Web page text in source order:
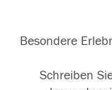
Besondere
Schreiben